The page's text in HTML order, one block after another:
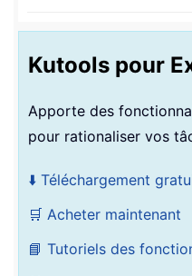
Kutools pour
Apporte des
pour rationaliser vos
⬇️ Téléchargement
🛒 Acheter maintenant
📘 Tutoriels des